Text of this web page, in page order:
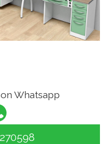
Whatsapp